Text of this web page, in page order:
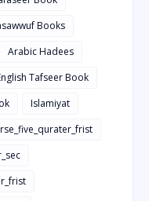
Books
Arabic Hadees
Tafseer Book
Islamiyat